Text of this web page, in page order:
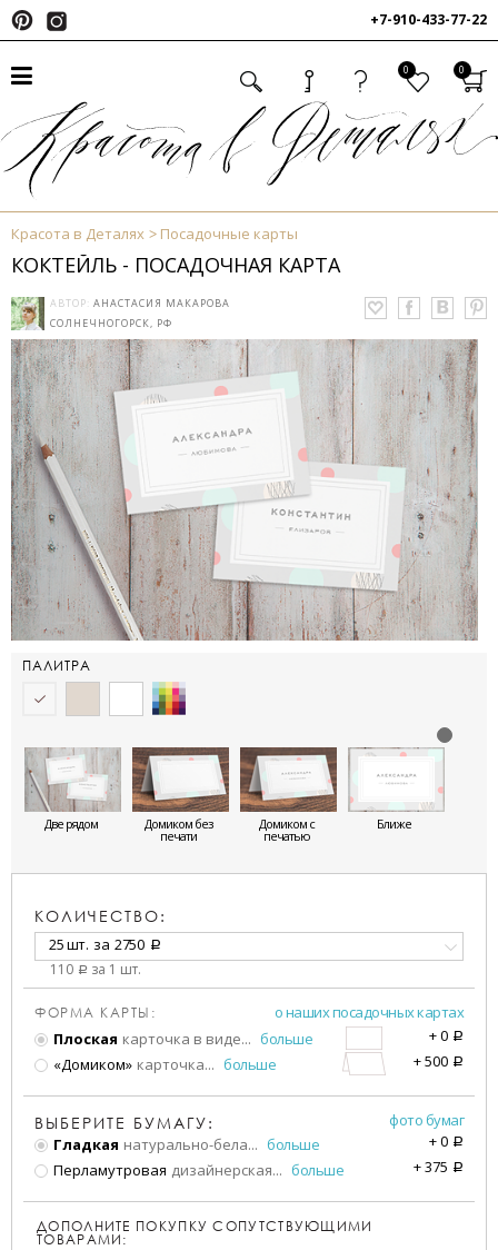
+7-910-433-77-22
0 0
Красота в Деталях Посадочные карты
КОКТЕЙЛЬ - ПОСАДОЧНАЯ КАРТА
АВТОР: АНАСТАСИЯ МАКАРОВА
СОЛНЕЧНОГОРСК, РФ
ПАЛИТРА
Две рядом Домиком без
печати
Домиком с
печатью
Ближе
КОЛИЧЕСТВО:
25 шт. за 2750 a
110 a за 1 шт.
ФОРМА КАРТЫ:
о наших посадочных картах
Плоская карточка в виде... больше +0 a
«Домиком» карточка... больше +500 a
ВЫБЕРИТЕ БУМАГУ:
фото бумаг
Гладкая натурально-бела... больше +0 a
Перламутровая дизайнерская... больше +375 a
ДОПОЛНИТЕ ПОКУПКУ СОПУТСТВУЮЩИМИ
ТОВАРАМИ: